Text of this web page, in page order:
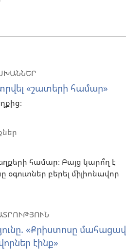
«շատերի համար»
համար։ Բայց կարո՞ղ է
օգուտներ բերել միլիոնավոր
«Քրիստոսը մահացավ
էինք»